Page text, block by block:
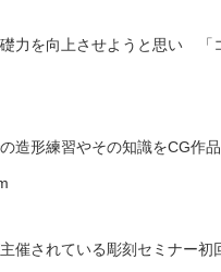
力を向上させようと思い 「
造形練習やその知識をCG作
催されている彫刻セミナー初